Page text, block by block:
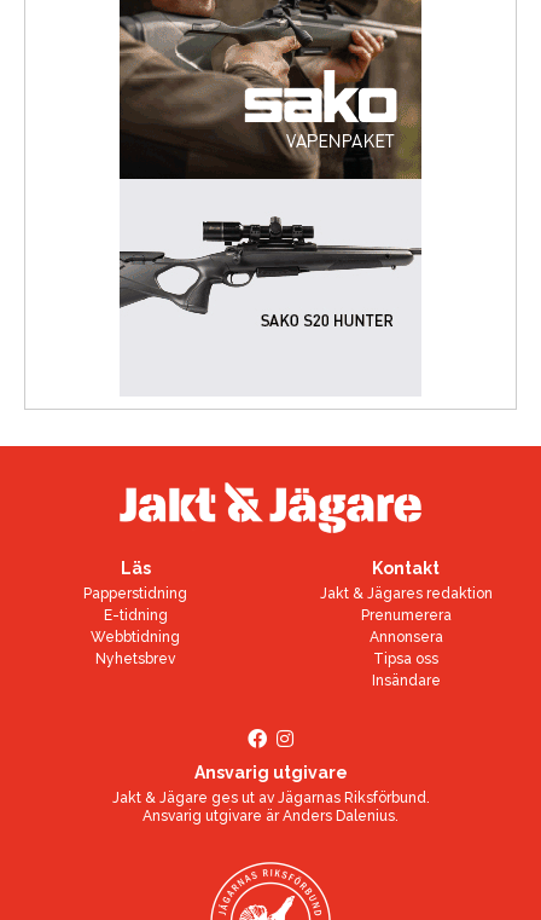
Läs
Papperstidning
E-tidning
Webbtidning
Nyhetsbrev
Kontakt
Jakt & Jägares redaktion
Prenumerera
Annonsera
Tipsa oss
Insändare
Ansvarig utgivare
Jakt & Jägare ges ut av Jägarnas Riksförbund.
Ansvarig utgivare ärAnders Dalenius.